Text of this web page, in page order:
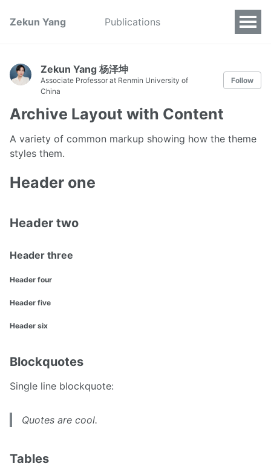
Zekun Yang Publications
Zekun Yang 杨泽坤
Associate Professor at Renmin University of
China
Follow
Archive Layout with Content
A variety of common markup showing how the theme
styles them.
Header one
Header two
Header three
Header four
Header five
Header six
Blockquotes
Single line blockquote:
Quotes are cool.
Tables